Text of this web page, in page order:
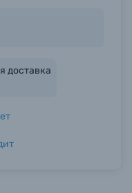
товары)
доставка